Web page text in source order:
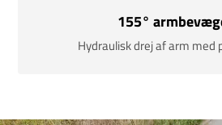
155°
Hydraulisk drej af arm med